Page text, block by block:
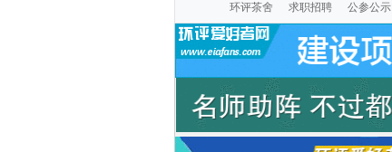
环评茶舍
求职招聘 公参公示